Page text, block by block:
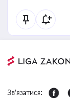
Зв'язатися: